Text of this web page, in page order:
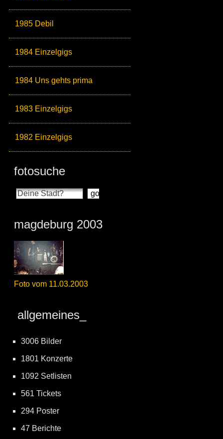
1985 Debil
1984 Einzelgigs
1984 Uns gehts prima
1983 Einzelgigs
1982 Einzelgigs
fotosuche
magdeburg 2003
Foto vom 11.03.2003
allgemeines_
3006 Bilder
1801 Konzerte
1092 Setlisten
561 Tickets
294 Poster
47 Berichte